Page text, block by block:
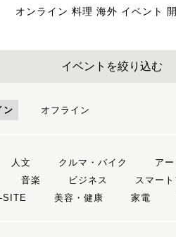
オンライン 料理 海外 イベント
イベントを絞り込む
ン オフライン
人文 クルマ・バイク アー
音楽 ビジネス スマー
SITE 美容・健康 家電